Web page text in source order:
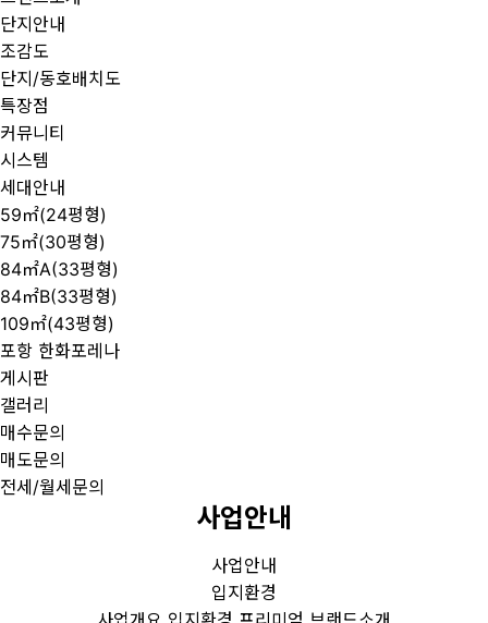
단지안내
조감도
단지/동호배치도
특장점
커뮤니티
시스템
세대안내
59㎡(24평형)
75㎡(30평형)
84㎡A(33평형)
84㎡B(33평형)
109㎡(43평형)
포항 한화포레나
게시판
갤러리
매수문의
매도문의
전세/월세문의
사업안내
사업안내
입지환경